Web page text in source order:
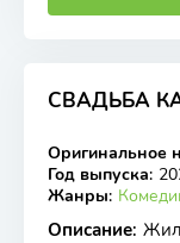
СВАДЬБА
Оригинальное
Год выпуска:
Жанры:
Описание: